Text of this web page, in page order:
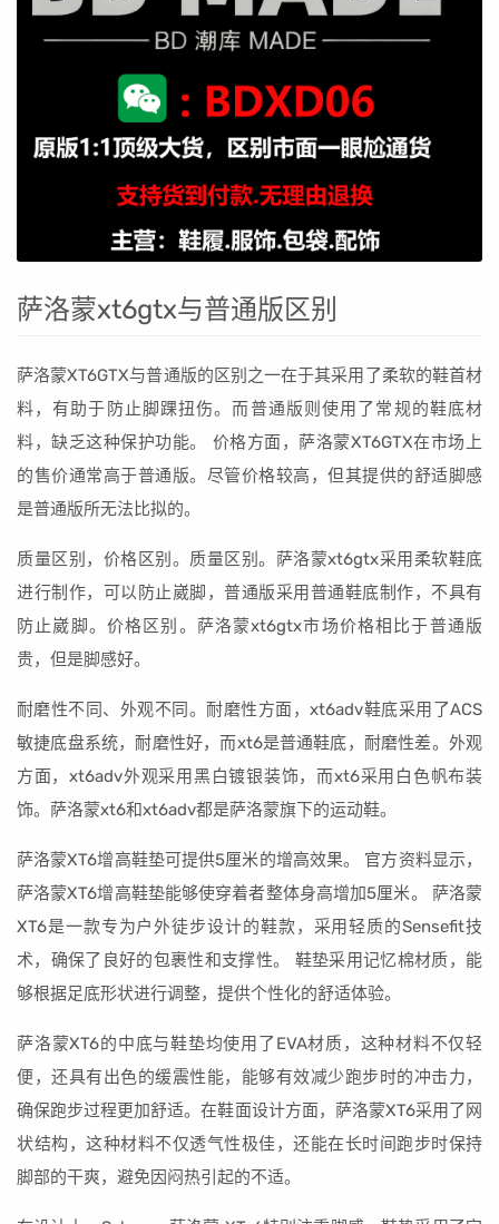
萨洛蒙xt6gtx与普通版区别
萨洛蒙XT6GTX与普通版的区别之一在于其采用了柔软的鞋首材
料，有助于防止脚踝扭伤。而普通版则使用了常规的鞋底材
料，缺乏这种保护功能。 价格方面，萨洛蒙XT6GTX在市场上
的售价通常高于普通版。尽管价格较高，但其提供的舒适脚感
是普通版所无法比拟的。
质量区别，价格区别。质量区别。萨洛蒙xt6gtx采用柔软鞋底
进行制作，可以防止崴脚，普通版采用普通鞋底制作，不具有
防止崴脚。价格区别。萨洛蒙xt6gtx市场价格相比于普通版
贵，但是脚感好。
耐磨性不同、外观不同。耐磨性方面，xt6adv鞋底采用了ACS
敏捷底盘系统，耐磨性好，而xt6是普通鞋底，耐磨性差。外观
方面，xt6adv外观采用黑白镀银装饰，而xt6采用白色帆布装
饰。萨洛蒙xt6和xt6adv都是萨洛蒙旗下的运动鞋。
萨洛蒙XT6增高鞋垫可提供5厘米的增高效果。 官方资料显示，
萨洛蒙XT6增高鞋垫能够使穿着者整体身高增加5厘米。 萨洛蒙
XT6是一款专为户外徒步设计的鞋款，采用轻质的Sensefit技
术，确保了良好的包裹性和支撑性。 鞋垫采用记忆棉材质，能
够根据足底形状进行调整，提供个性化的舒适体验。
萨洛蒙XT6的中底与鞋垫均使用了EVA材质，这种材料不仅轻
便，还具有出色的缓震性能，能够有效减少跑步时的冲击力，
确保跑步过程更加舒适。在鞋面设计方面，萨洛蒙XT6采用了网
状结构，这种材料不仅透气性极佳，还能在长时间跑步时保持
脚部的干爽，避免因闷热引起的不适。